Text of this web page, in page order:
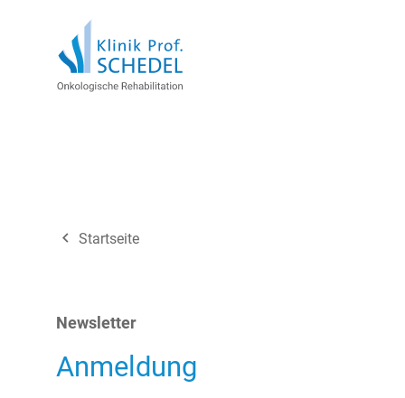
navigate_before Startseite
Newsletter
Anmeldung